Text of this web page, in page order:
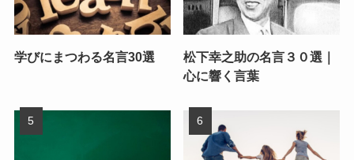
学びにまつわる名言30選
松下幸之助の名言３０選｜
心に響く言葉